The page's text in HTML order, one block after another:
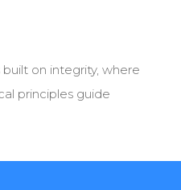
on integrity, where
principles guide